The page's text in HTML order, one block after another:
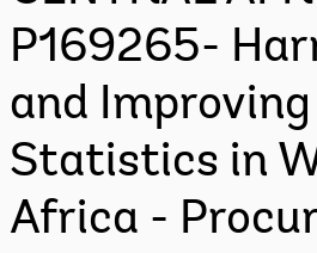
P169265-
and Improving
Statistics in
Africa -